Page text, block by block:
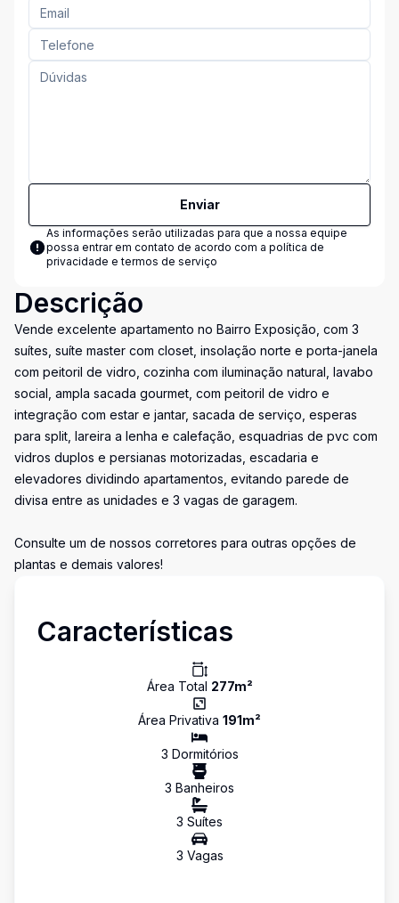
Enviar
As informações serão utilizadas para que a nossa equipe
possa entrar em contato de acordo com a política de
privacidade e termos de serviço
Descrição
Vende excelente apartamento no Bairro Exposição, com 3
suítes, suíte master com closet, insolação norte e porta-janela
com peitoril de vidro, cozinha com iluminação natural, lavabo
social, ampla sacada gourmet, com peitoril de vidro e
integração com estar e jantar, sacada de serviço, esperas
para split, lareira a lenha e calefação, esquadrias de pvc com
vidros duplos e persianas motorizadas, escadaria e
elevadores dividindo apartamentos, evitando parede de
divisa entre as unidades e 3 vagas de garagem.
Consulte um de nossos corretores para outras opções de
plantas e demais valores!
Características
Área Total 277m²
Área Privativa 191m²
3 Dormitórios
3 Banheiros
3 Suítes
3 Vagas